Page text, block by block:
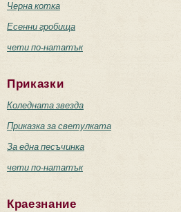
Черна котка
Есенни гробища
чети по-нататък
Приказки
Коледната звезда
Приказка за светулката
За една песъчинка
чети по-нататък
Краезнание